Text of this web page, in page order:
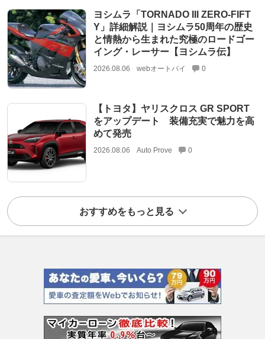
ヨシムラ「TORNADO III ZERO-FIFT
Y」詳細解説｜ヨシムラ50周年の歴史
と情熱から生まれた究極のロードゴー
イング・レーサー【ヨシムラ伝】
2026.08.06 webオートバイ 0
【トヨタ】ヤリスクロス GR SPORT
をアップデート 装備充実で魅力を高
めて発売
2026.08.06 Auto Prove 0
おすすめをもっと見る